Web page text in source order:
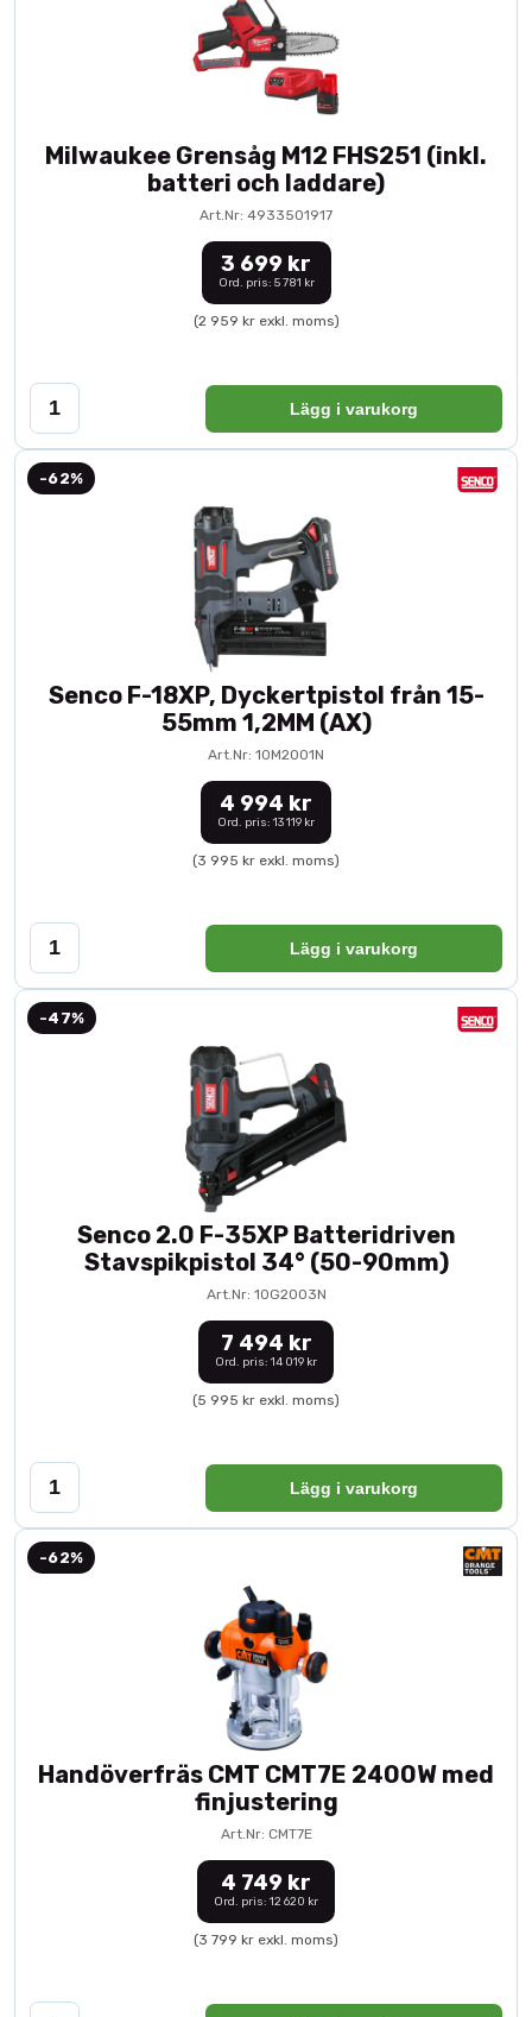
Milwaukee Grensåg M12 FHS251 (inkl.
batteri och laddare)
Art.Nr: 4933501917
3 699 kr
Ord. pris: 5 781 kr
(2 959 kr exkl. moms)
Lägg i varukorg
-62%
Senco F-18XP, Dyckertpistol från 15-
55mm 1,2MM (AX)
Art.Nr: 10M2001N
4 994 kr
Ord. pris: 13 119 kr
(3 995 kr exkl. moms)
Lägg i varukorg
-47%
Senco 2.0 F-35XP Batteridriven
Stavspikpistol 34° (50-90mm)
Art.Nr: 10G2003N
7 494 kr
Ord. pris: 14 019 kr
(5 995 kr exkl. moms)
Lägg i varukorg
-62%
Handöverfräs CMT CMT7E 2400W med
finjustering
Art.Nr: CMT7E
4 749 kr
Ord. pris: 12 620 kr
(3 799 kr exkl. moms)